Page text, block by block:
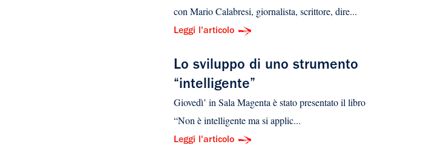
con Mario Calabresi, giornalista, scrittore, dire...
Leggi l'articolo
Lo sviluppo di uno strumento
“intelligente”
Giovedì’ in Sala Magenta è stato presentato il libro
“Non è intelligente ma si applic...
Leggi l'articolo